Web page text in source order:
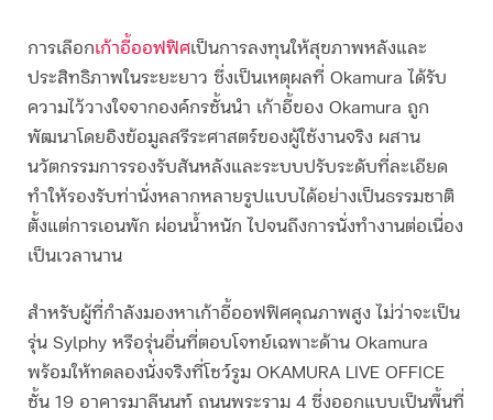
การเลือกเก้าอี้ออฟฟิศเป็นการลงทุนให้สุขภาพหลังและ
ประสิทธิภาพในระยะยาว ซึ่งเป็นเหตุผลที่ Okamura ได้รับ
ความไว้วางใจจากองค์กรชั้นนำ เก้าอี้ของ Okamura ถูก
พัฒนาโดยอิงข้อมูลสรีระศาสตร์ของผู้ใช้งานจริง ผสาน
นวัตกรรมการรองรับสันหลังและระบบปรับระดับที่ละเอียด
ทำให้รองรับท่านั่งหลากหลายรูปแบบได้อย่างเป็นธรรมชาติ
ตั้งแต่การเอนพัก ผ่อนน้ำหนัก ไปจนถึงการนั่งทำงานต่อเนื่อง
เป็นเวลานาน
สำหรับผู้ที่กำลังมองหาเก้าอี้ออฟฟิศคุณภาพสูง ไม่ว่าจะเป็น
รุ่น Sylphy หรือรุ่นอื่นที่ตอบโจทย์เฉพาะด้าน Okamura
พร้อมให้ทดลองนั่งจริงที่โชว์รูม OKAMURA LIVE OFFICE
ชั้น 19 อาคารมาลีนนท์ ถนนพระราม 4 ซึ่งออกแบบเป็นพื้นที่